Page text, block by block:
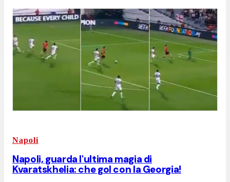
Napoli
Napoli, guarda l'ultima magia di
Kvaratskhelia: che gol con la Georgia!